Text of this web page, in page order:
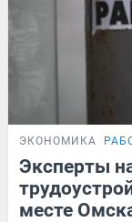
ЭКОНОМИКА
Эксперты
месте